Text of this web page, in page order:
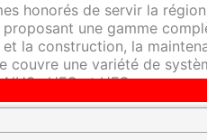
honorés de servir la
une gamme
la construction, la
couvre une variété de
, HFC et HFO.